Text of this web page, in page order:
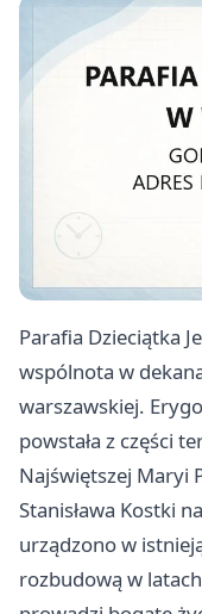
Parafia Dzieciątka
wspólnota w
warszawskiej.
powstała z części
Najświętszej Maryi
Stanisława Kostki
urządzono w
rozbudową w